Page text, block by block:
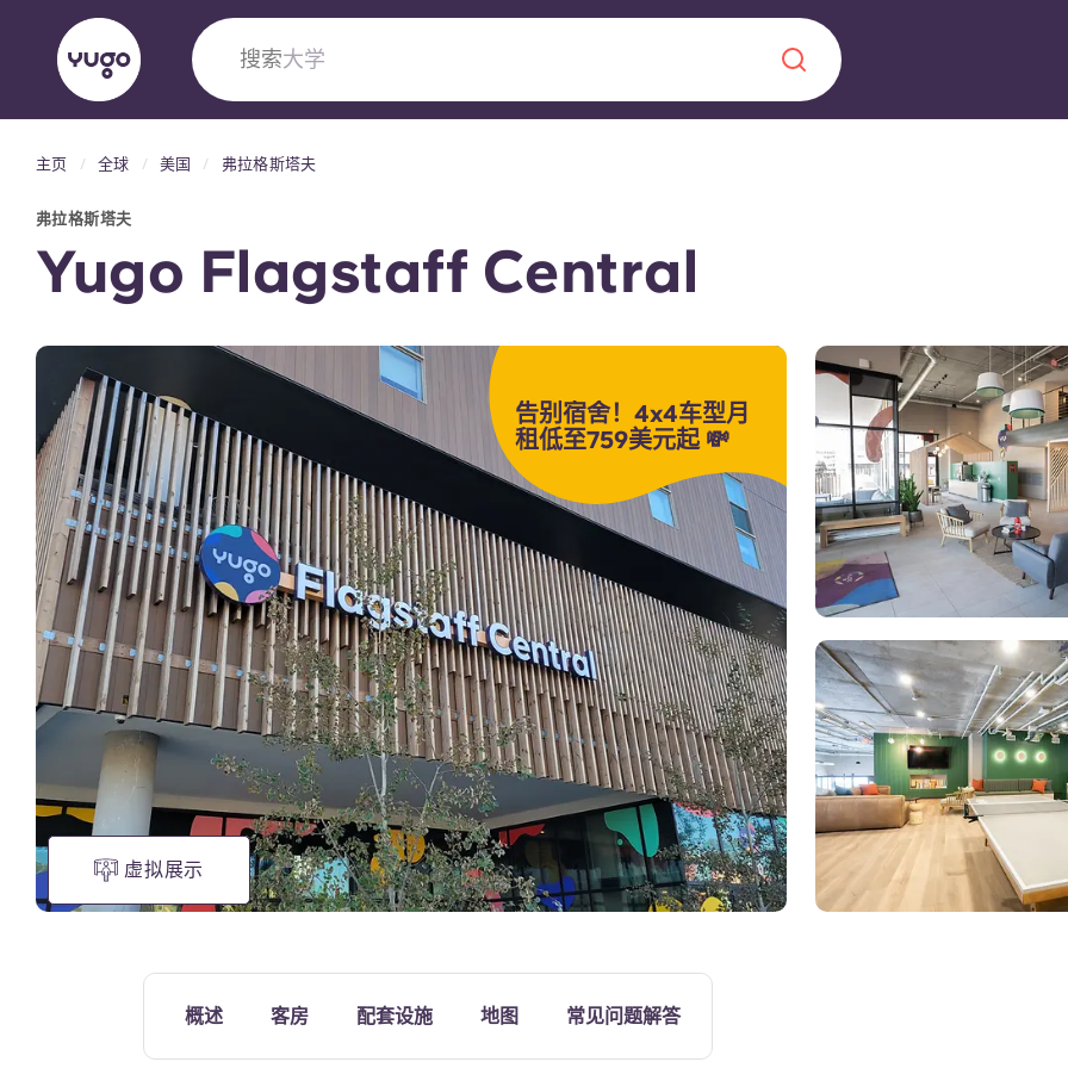
搜索学生公寓
Yugo VCARB：引领公寓新时代
Yugo与VCARB的开创性合作，激发创新精神，点燃雄心壮志，缔造难
忘的学子时光。
关于我们
常见问题解答
博客
English (GB)
主页 全球 美国 弗拉格斯塔夫
弗拉格斯塔夫
Yugo Flagstaff Central
告别宿舍！4x4车型月
租低至759美元起 💸
虚拟展示
电视公共休息室 游戏室
概述 客房 配套设施 地图 常见问题解答